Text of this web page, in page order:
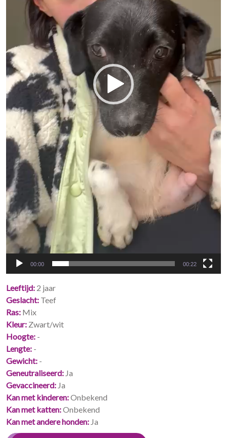
00:00 00:22
Leeftijd 2 jaar
Geslacht Teef
Ras Mix
Kleur Zwart/wit
Hoogte -
Lengte -
Gewicht -
Geneutraliseerd Ja
Gevaccineerd Ja
Kan met kinderen Onbekend
Kan met katten Onbekend
Kan met andere honden Ja